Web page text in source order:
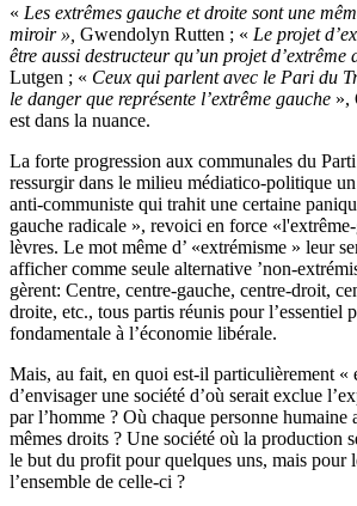
« Les extrêmes gauche et droite sont une
miroir », Gwendolyn Rutten ; « Le projet
être aussi destructeur qu’un projet d’extrême
Lutgen ; « Ceux qui parlent avec le Pari du
le danger que représente l’extrême gauche »,
est dans la nuance.
La forte progression aux communales du
ressurgir dans le milieu médiatico-politique
anti-communiste qui trahit une certaine
gauche radicale », revoici en force
lèvres. Le mot même d’ «extrémisme » leur
afficher comme seule alternative ’non-
gèrent: Centre, centre-gauche, centre-droit,
droite, etc., tous partis réunis pour l’essentiel
fondamentale à l’économie libérale.
Mais, au fait, en quoi est-il particulièrement «
d’envisager une société d’où serait exclue
par l’homme ? Où chaque personne humaine
mêmes droits ? Une société où la production
le but du profit pour quelques uns, mais pour
l’ensemble de celle-ci ?